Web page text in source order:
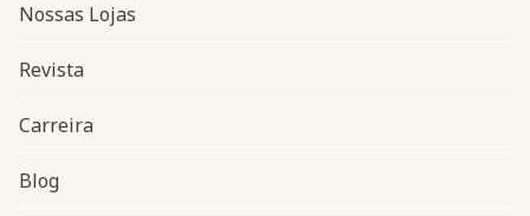
Navegação do rodapé
Nossas Lojas
Revista
Carreira
Blog